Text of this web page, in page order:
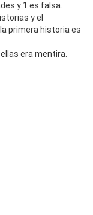
y 1 es falsa.
y el
primera historia es
era mentira.